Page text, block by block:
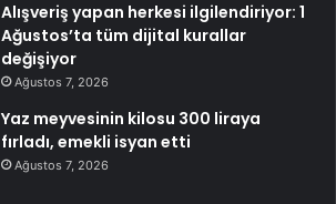
Alışveriş yapan herkesi ilgilendiriyor: 1
Ağustos’ta tüm dijital kurallar
değişiyor
Ağustos 7, 2026
Yaz meyvesinin kilosu 300 liraya
fırladı, emekli isyan etti
Ağustos 7, 2026